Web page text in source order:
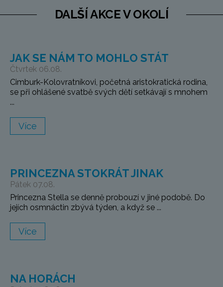
DALŠÍ AKCE V OKOLÍ
JAK SE NÁM TO MOHLO STÁT
Čtvrtek 06.08.
Cimburk-Kolovratníkovi, početná aristokratická rodina,
se při ohlášené svatbě svých dětí setkávají s mnohem
...
Více
PRINCEZNA STOKRÁT JINAK
Pátek 07.08.
Princezna Stella se denně probouzí v jiné podobě. Do
jejích osmnáctin zbývá týden, a když se ...
Více
NA HORÁCH